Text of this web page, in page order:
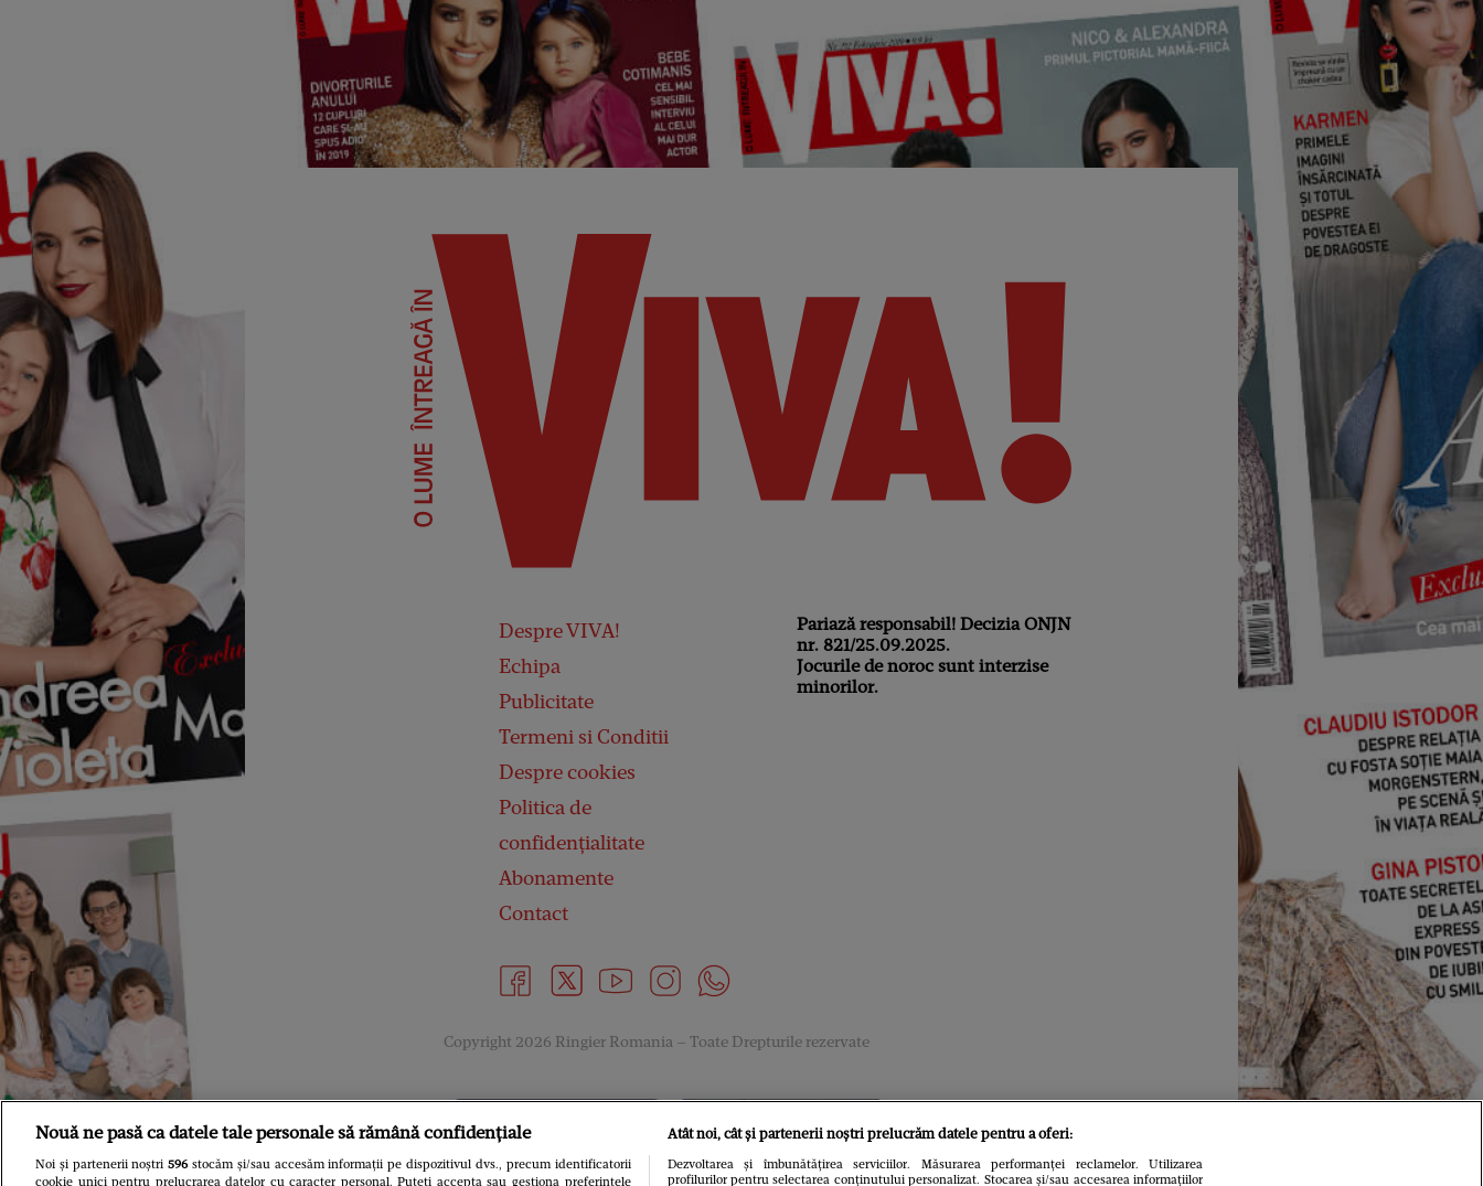
Despre VIVA!
Echipa
Publicitate
Termeni si Conditii
Despre cookies
Politica de
confidențialitate
Abonamente
Contact
Pariază responsabil! Decizia ONJN
nr. 821/25.09.2025.
Jocurile de noroc sunt interzise
minorilor.
Copyright 2026 Ringier Romania – Toate Drepturile rezervate
Nouă ne pasă ca datele tale personale să rămână confidențiale
Noi și partenerii noștri596stocăm și/sau accesăm informații pe dispozitivul dvs., precum identificatorii
cookie unici pentru prelucrarea datelor cu caracter personal. Puteți accepta sau gestiona preferințele
Atât noi, cât și partenerii noștri prelucrăm datele pentru a oferi:
Dezvoltarea și îmbunătățirea serviciilor. Măsurarea performanței reclamelor. Utilizarea
profilurilor pentru selectarea conținutului personalizat. Stocarea și/sau accesarea informațiilor